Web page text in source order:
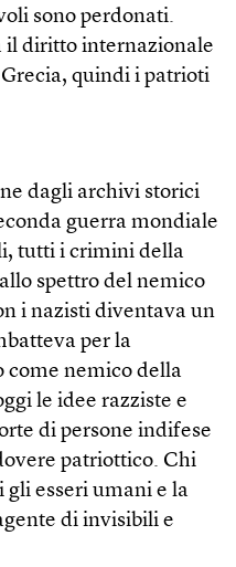
sono perdonati.
il diritto internazionale
quindi i patrioti
dagli archivi storici
guerra mondiale
tutti i crimini della
spettro del nemico
i nazisti diventava un
per la
come nemico della
le idee razziste e
di persone indifese
patriottico. Chi
gli esseri umani e la
di invisibili e